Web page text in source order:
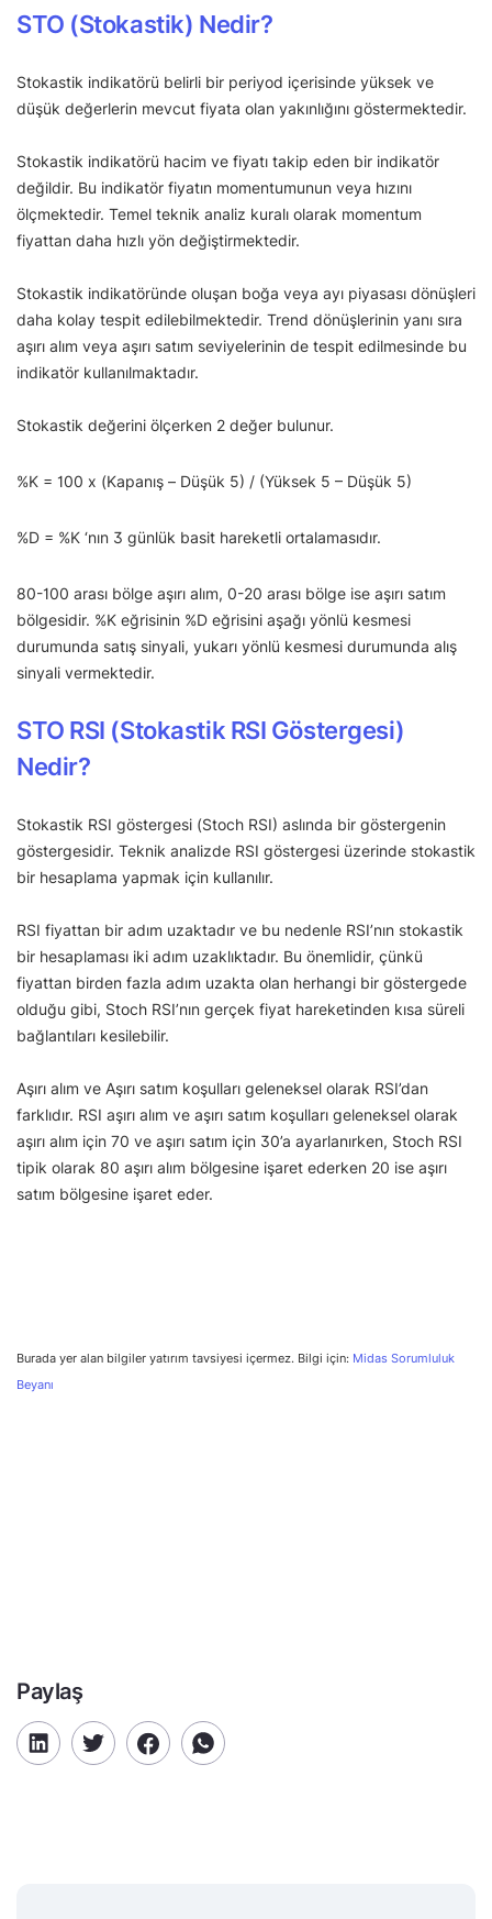
STO (Stokastik) Nedir?
Stokastik indikatörü belirli bir periyod içerisinde yüksek ve
düşük değerlerin mevcut fiyata olan yakınlığını göstermektedir.
Stokastik indikatörü hacim ve fiyatı takip eden bir indikatör
değildir. Bu indikatör fiyatın momentumunun veya hızını
ölçmektedir. Temel teknik analiz kuralı olarak momentum
fiyattan daha hızlı yön değiştirmektedir.
Stokastik indikatöründe oluşan boğa veya ayı piyasası dönüşleri
daha kolay tespit edilebilmektedir. Trend dönüşlerinin yanı sıra
aşırı alım veya aşırı satım seviyelerinin de tespit edilmesinde bu
indikatör kullanılmaktadır.
Stokastik değerini ölçerken 2 değer bulunur.
%K = 100 x (Kapanış – Düşük 5) / (Yüksek 5 – Düşük 5)
%D = %K ‘nın 3 günlük basit hareketli ortalamasıdır.
80-100 arası bölge aşırı alım, 0-20 arası bölge ise aşırı satım
bölgesidir. %K eğrisinin %D eğrisini aşağı yönlü kesmesi
durumunda satış sinyali, yukarı yönlü kesmesi durumunda alış
sinyali vermektedir.
STO RSI (Stokastik RSI Göstergesi)
Nedir?
Stokastik RSI göstergesi (Stoch RSI) aslında bir göstergenin
göstergesidir. Teknik analizde RSI göstergesi üzerinde stokastik
bir hesaplama yapmak için kullanılır.
RSI fiyattan bir adım uzaktadır ve bu nedenle RSI’nın stokastik
bir hesaplaması iki adım uzaklıktadır. Bu önemlidir, çünkü
fiyattan birden fazla adım uzakta olan herhangi bir göstergede
olduğu gibi, Stoch RSI’nın gerçek fiyat hareketinden kısa süreli
bağlantıları kesilebilir.
Aşırı alım ve Aşırı satım koşulları geleneksel olarak RSI’dan
farklıdır. RSI aşırı alım ve aşırı satım koşulları geleneksel olarak
aşırı alım için 70 ve aşırı satım için 30’a ayarlanırken, Stoch RSI
tipik olarak 80 aşırı alım bölgesine işaret ederken 20 ise aşırı
satım bölgesine işaret eder.
Burada yer alan bilgiler yatırım tavsiyesi içermez. Bilgi için: Midas Sorumluluk
Beyanı
Paylaş